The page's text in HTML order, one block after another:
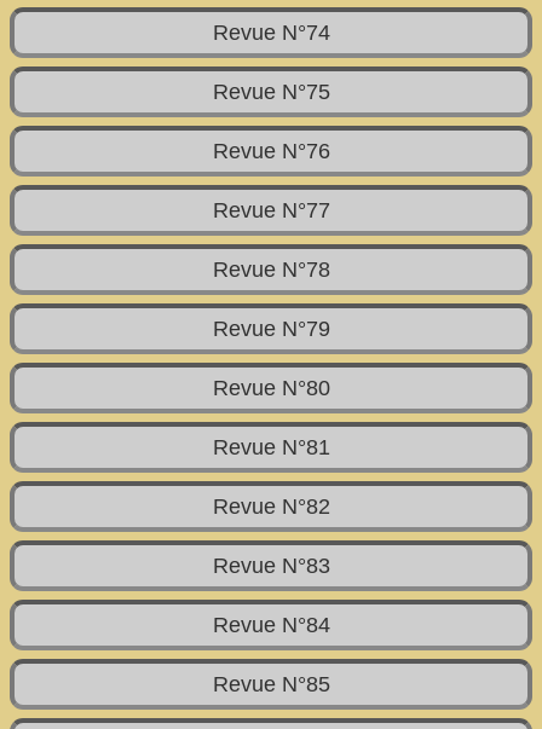
Revue N°74
Revue N°75
Revue N°76
Revue N°77
Revue N°78
Revue N°79
Revue N°80
Revue N°81
Revue N°82
Revue N°83
Revue N°84
Revue N°85